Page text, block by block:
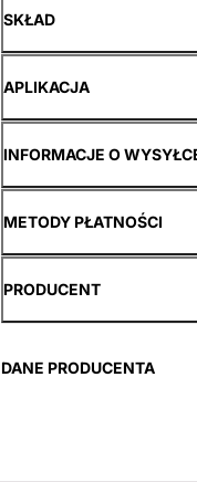
SKŁAD
APLIKACJA
INFORMACJE O
METODY PŁATNOŚCI
PRODUCENT
DANE PRODUCENTA